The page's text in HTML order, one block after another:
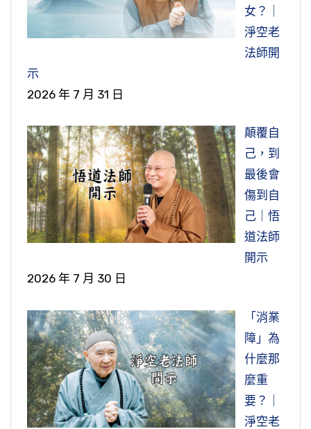
女？｜
淨空老
法師開
示
2026 年 7 月 31 日
顛覆自
己，到
最後會
傷到自
己｜悟
道法師
開示
2026 年 7 月 30 日
「消業
障」為
什麼那
麼重
要？｜
淨空老